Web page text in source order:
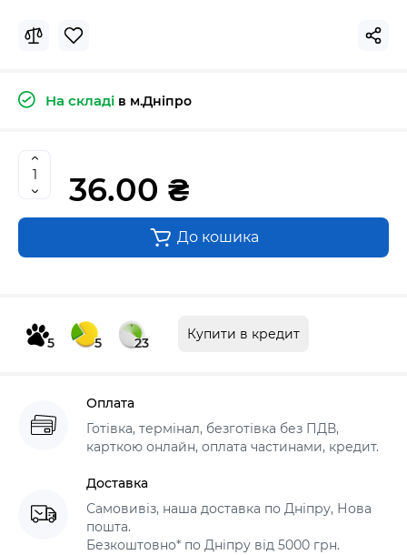
На складі в м.Дніпро
36.00 ₴
До кошика
5 5 23
Купити в кредит
Оплата
Готівка, термінал, безготівка без ПДВ,
карткою онлайн, оплата частинами, кредит.
Доставка
Самовивіз, наша доставка по Дніпру, Нова
пошта.
Безкоштовно* по Дніпру від 5000 грн.